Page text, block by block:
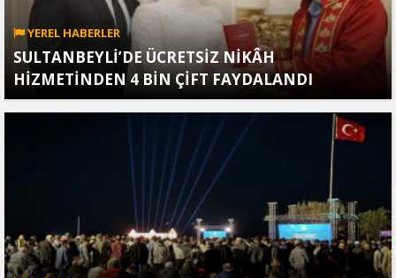
YEREL HABERLER
SULTANBEYLİ’DE ÜCRETSİZ NİKÂH
HİZMETİNDEN 4 BİN ÇİFT FAYDALANDI